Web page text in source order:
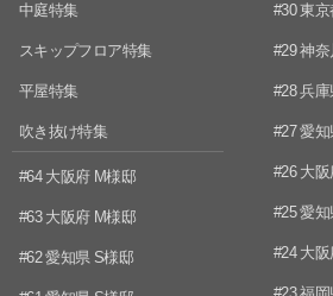
中庭特集
スキップフロア特集
平屋特集
吹き抜け特集
#64 大阪府 M様邸
#63 大阪府 M様邸
#62 愛知県 S様邸
#30 東
#29 神
#28 兵
#27 愛
#26 大
#25 愛
#24 大